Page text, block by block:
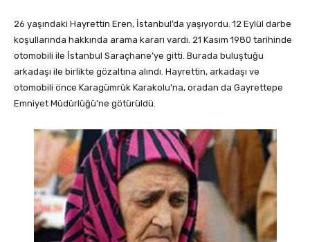
26 yaşındaki Hayrettin Eren, İstanbul’da yaşıyordu. 12 Eylül darbe
koşullarında hakkında arama kararı vardı. 21 Kasım 1980 tarihinde
otomobili ile İstanbul Saraçhane’ye gitti. Burada buluştuğu
arkadaşı ile birlikte gözaltına alındı. Hayrettin, arkadaşı ve
otomobili önce Karagümrük Karakolu’na, oradan da Gayrettepe
Emniyet Müdürlüğü’ne götürüldü.